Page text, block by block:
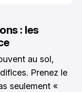
: les
au sol,
Prenez le
seulement «